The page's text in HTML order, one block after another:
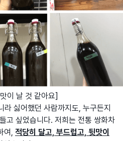
이 날 것 같아요]
싫어했던 사람까지도, 누구든지
고 싶었습니다. 저희는 전통 쌍화차
여, 적당히 달고, 부드럽고, 뒷맛이